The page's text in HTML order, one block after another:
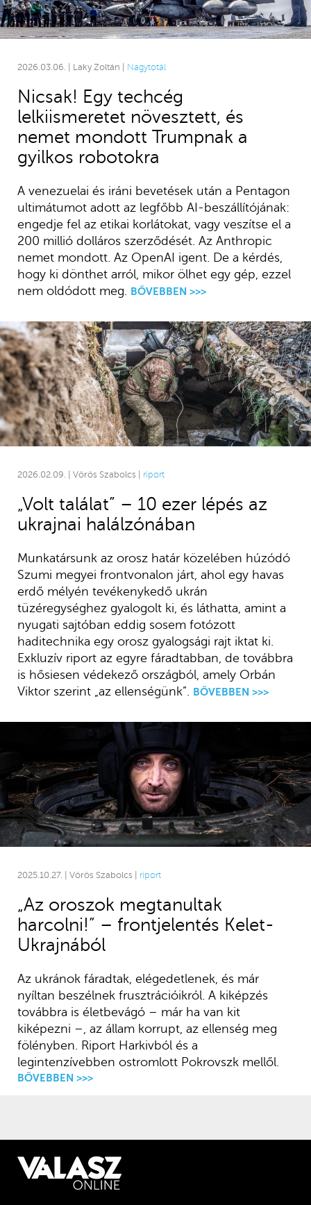
2026.03.06. | Laky Zoltán | Nagytotál
Nicsak! Egy techcég
lelkiismeretet növesztett, és
nemet mondott Trumpnak a
gyilkos robotokra
A venezuelai és iráni bevetések után a Pentagon
ultimátumot adott az legfőbb AI-beszállítójának:
engedje fel az etikai korlátokat, vagy veszítse el a
200 millió dolláros szerződését. Az Anthropic
nemet mondott. Az OpenAI igent. De a kérdés,
hogy ki dönthet arról, mikor ölhet egy gép, ezzel
nem oldódott meg. BŐVEBBEN >>>
2026.02.09. | Vörös Szabolcs | riport
„Volt találat” – 10 ezer lépés az
ukrajnai halálzónában
Munkatársunk az orosz határ közelében húzódó
Szumi megyei frontvonalon járt, ahol egy havas
erdő mélyén tevékenykedő ukrán
tüzéregységhez gyalogolt ki, és láthatta, amint a
nyugati sajtóban eddig sosem fotózott
haditechnika egy orosz gyalogsági rajt iktat ki.
Exkluzív riport az egyre fáradtabban, de továbbra
is hősiesen védekező országból, amely Orbán
Viktor szerint „az ellenségünk”.
BŐVEBBEN >>>
2025.10.27. | Vörös Szabolcs | riport
„Az oroszok megtanultak
harcolni!” – frontjelentés Kelet-
Ukrajnából
Az ukránok fáradtak, elégedetlenek, és már
nyíltan beszélnek frusztrációikról. A kiképzés
továbbra is életbevágó – már ha van kit
kiképezni –, az állam korrupt, az ellenség meg
fölényben. Riport Harkivból és a
legintenzívebben ostromlott Pokrovszk mellől.
BŐVEBBEN >>>